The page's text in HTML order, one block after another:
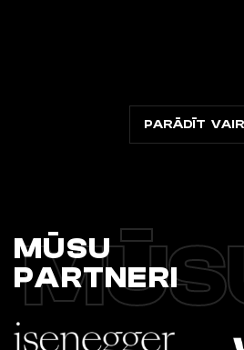
PARĀDĪT
MŪSU
PARTNERI